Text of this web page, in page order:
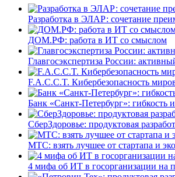
Разработка в ЭЛАР: сочетание
ДОМ.РФ: работа в ИТ со смыслом
Главгосэкспертиза России:
F.A.C.C.T. Кибербезопасность
Банк «Санкт-Петербург»:
СберЗдоровье: продуктовая
МТС: взять лучшее от стартапа и
4 мифа об ИТ в госорганизации